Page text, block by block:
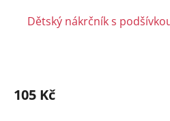
Dětský nákrčník s
105 Kč